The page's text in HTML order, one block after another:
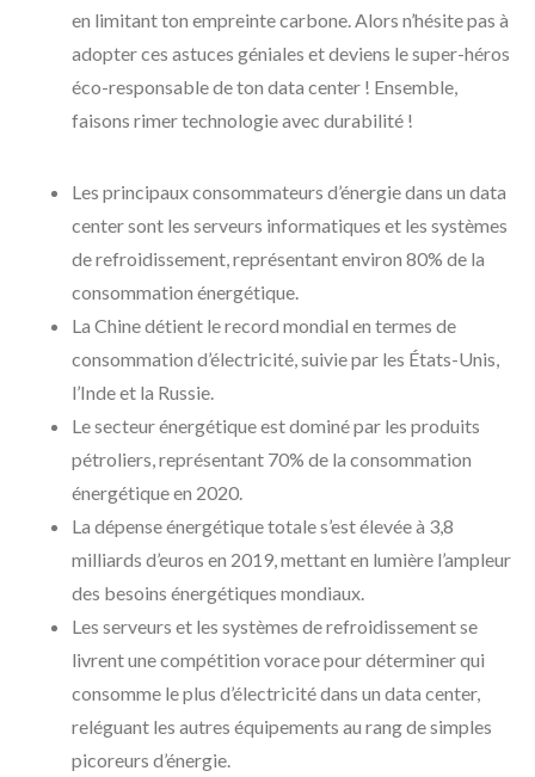
en limitant ton empreinte carbone. Alors n’hésite pas à
adopter ces astuces géniales et deviens le super-héros
éco-responsable de ton data center ! Ensemble,
faisons rimer technologie avec durabilité !
Les principaux consommateurs d’énergie dans un data
center sont les serveurs informatiques et les systèmes
de refroidissement, représentant environ 80% de la
consommation énergétique.
La Chine détient le record mondial en termes de
consommation d’électricité, suivie par les États-Unis,
l’Inde et la Russie.
Le secteur énergétique est dominé par les produits
pétroliers, représentant 70% de la consommation
énergétique en 2020.
La dépense énergétique totale s’est élevée à 3,8
milliards d’euros en 2019, mettant en lumière l’ampleur
des besoins énergétiques mondiaux.
Les serveurs et les systèmes de refroidissement se
livrent une compétition vorace pour déterminer qui
consomme le plus d’électricité dans un data center,
reléguant les autres équipements au rang de simples
picoreurs d’énergie.